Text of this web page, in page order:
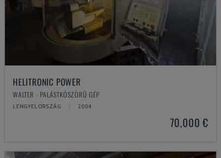
HELITRONIC POWER
WALTER - PALÁSTKÖSZÖRŰ GÉP
LENGYELORSZÁG 2004
70,000 €